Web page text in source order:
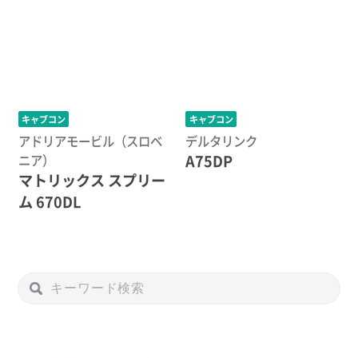
キャブコン
アドリアモービル（スロベ
ニア）
マトリックス スプリー
ム 670DL
キャブコン
デルタリンク
A75DP